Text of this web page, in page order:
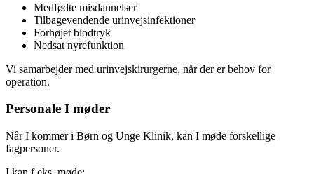
Medfødte misdannelser
Tilbagevendende urinvejsinfektioner
Forhøjet blodtryk
Nedsat nyrefunktion
Vi samarbejder med urinvejskirurgerne, når der er behov for
operation.
Personale I møder
Når I kommer i Børn og Unge Klinik, kan I møde forskellige
fagpersoner.